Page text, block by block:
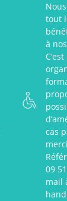
tout
à
cas
09
mail